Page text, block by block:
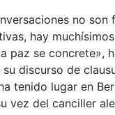
no son
hay
paz se concrete»,
su discurso de
tenido lugar en
vez del canciller